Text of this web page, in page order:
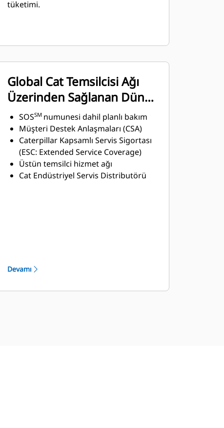
tüketimi.
Global Cat Temsilcisi Ağı
Üzerinden Sağlanan Dünya
Standartlarında Ürün
Desteği
SOSSM numunesi dahil planlı bakım
Müşteri Destek Anlaşmaları (CSA)
Caterpillar Kapsamlı Servis Sigortası
(ESC: Extended Service Coverage)
Üstün temsilci hizmet ağı
Cat Endüstriyel Servis Distributörü
Devamı